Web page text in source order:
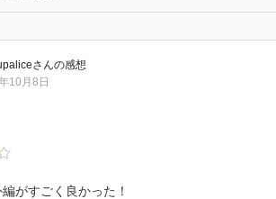
さんの感想
10月8日
がすごく良かった！